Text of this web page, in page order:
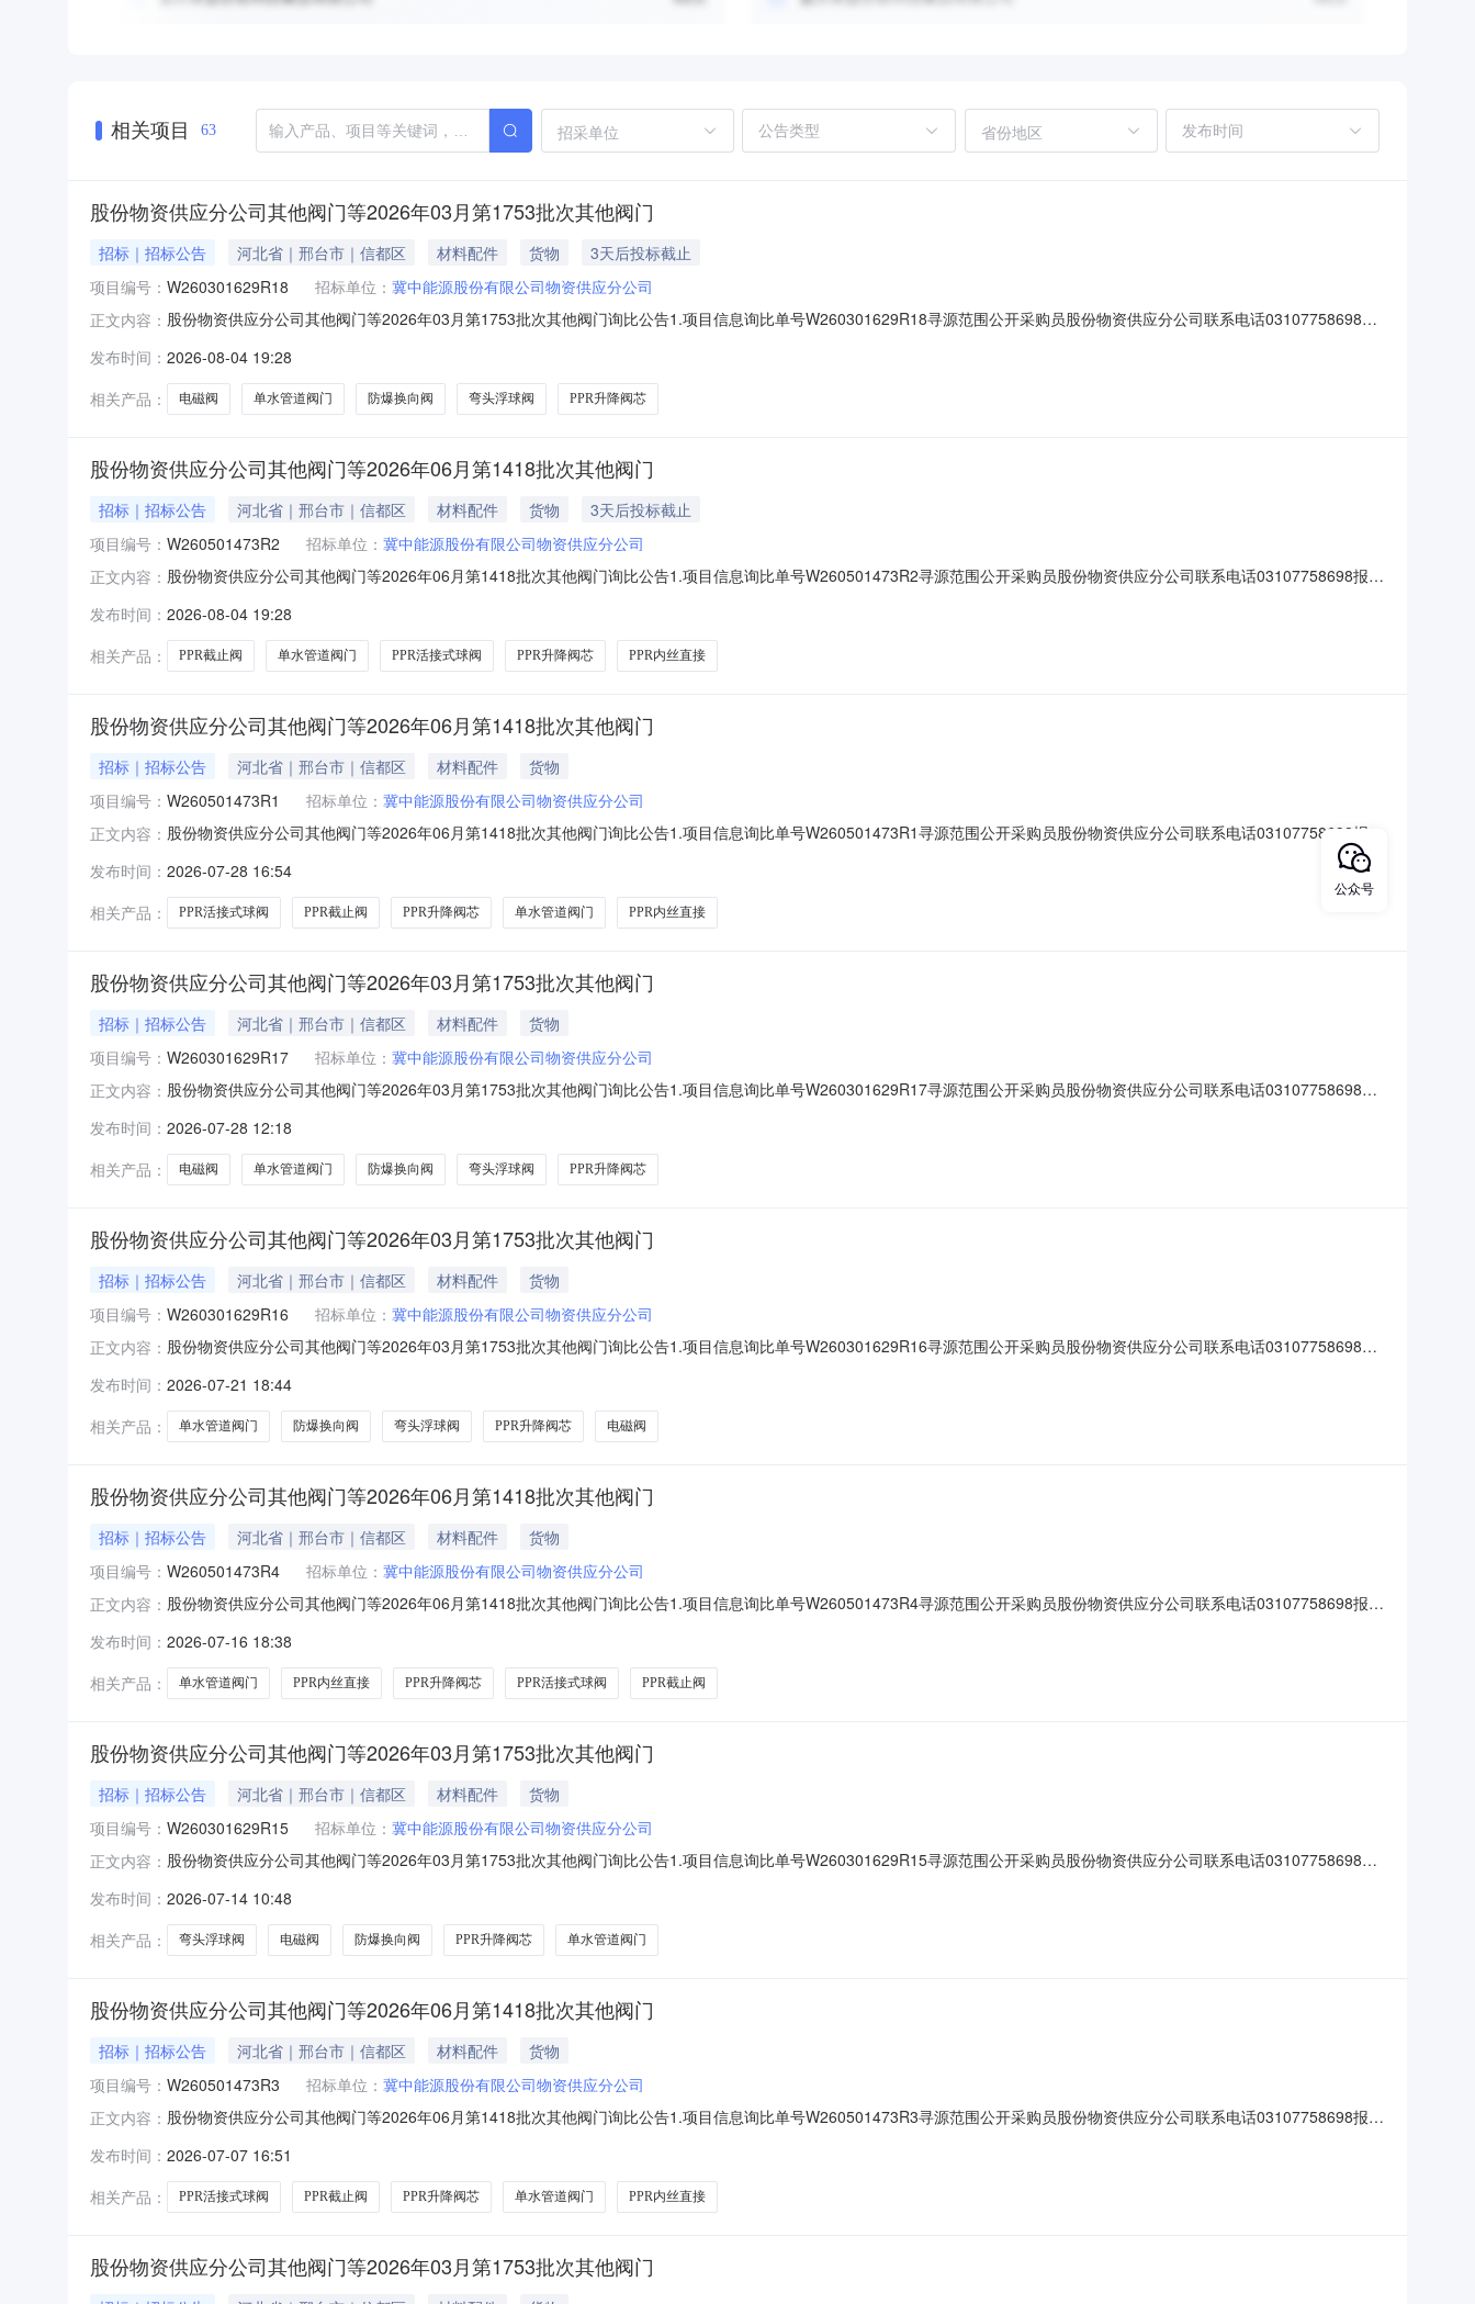
相关项目 63 招采单位 省份地区
股份物资供应分公司其他阀门等2026年03月第1753批次其他阀门
招标｜招标公告 河北省｜邢台市｜信都区 材料配件 货物
3天后投标截止
项目编号： W260301629R18 招标单位： 冀中能源股份有限公司物资供应分公司
正文内容： 股份物资供应分公司其他阀门等2026年03月第1753批次其他阀门询比公告1.项目信息询比单号W260301629R18寻源范围公开采购员股份物资供应分公司联系电话03107758698报
100124701防爆换向阀GDFW-02-3C4-D24个2.0002026-10-31MA:否;产品等级:国产普通品牌20005
发布时间： 2026-08-04 19:28
相关产品：
电磁阀 单水管道阀门 防爆换向阀 弯头浮球阀 PPR升降阀芯
股份物资供应分公司其他阀门等2026年06月第1418批次其他阀门
招标｜招标公告 河北省｜邢台市｜信都区 材料配件 货物
3天后投标截止
项目编号： W260501473R2 招标单位： 冀中能源股份有限公司物资供应分公司
正文内容： 股份物资供应分公司其他阀门等2026年06月第1418批次其他阀门询比公告1.项目信息询比单号W260501473R2寻源范围公开采购员股份物资供应分公司联系电话03107758698报名
100051404单水管道阀门DN20个30.0002026-12-31MA:否;产品等级:国产普通品牌200023521PPR内丝直
发布时间： 2026-08-04 19:28
相关产品：
PPR截止阀 单水管道阀门 PPR活接式球阀 PPR升降阀芯 PPR内丝直接
股份物资供应分公司其他阀门等2026年06月第1418批次其他阀门
招标｜招标公告 河北省｜邢台市｜信都区 材料配件
货物
项目编号： W260501473R1 招标单位： 冀中能源股份有限公司物资供应分公司
正文内容： 股份物资供应分公司其他阀门等2026年06月第1418批次其他阀门询比公告1.项目信息询比单号W260501473R1寻源范围公开采购员股份物资供应分公司联系电话03107758698报名
开始时间2026-07-2811:00报名截止时间2026-08-0211:00报价截止时间2026-08-0408:002.采购明细序号物资编码物资名称规格型号图号计量单位采购数量交货期特征值备注
100051404单水管道阀门DN20个30.0002026-12-31MA:否;产品等级:国产普通品牌200023521PPR内丝直
发布时间： 2026-07-28 16:54
相关产品：
PPR活接式球阀 PPR截止阀 PPR升降阀芯 单水管道阀门 PPR内丝直接
股份物资供应分公司其他阀门等2026年03月第1753批次其他阀门
招标｜招标公告 河北省｜邢台市｜信都区 材料配件
货物
项目编号： W260301629R17 招标单位： 冀中能源股份有限公司物资供应分公司
正文内容： 股份物资供应分公司其他阀门等2026年03月第1753批次其他阀门询比公告1.项目信息询比单号W260301629R17寻源范围公开采购员股份物资供应分公司联系电话03107758698报
100124701防爆换向阀GDFW-02-3C4-D24个2.0002026-10-31MA:否;产品等级:国产普通品牌20005
发布时间： 2026-07-28 12:18
相关产品：
电磁阀 单水管道阀门 防爆换向阀 弯头浮球阀 PPR升降阀芯
股份物资供应分公司其他阀门等2026年03月第1753批次其他阀门
招标｜招标公告 河北省｜邢台市｜信都区 材料配件
货物
项目编号： W260301629R16 招标单位： 冀中能源股份有限公司物资供应分公司
正文内容： 股份物资供应分公司其他阀门等2026年03月第1753批次其他阀门询比公告1.项目信息询比单号W260301629R16寻源范围公开采购员股份物资供应分公司联系电话03107758698报
100124701防爆换向阀GDFW-02-3C4-D24个2.0002026-10-31MA:否;产品等级:国产普通品牌20005
发布时间： 2026-07-21 18:44
相关产品：
单水管道阀门 防爆换向阀 弯头浮球阀 PPR升降阀芯 电磁阀
股份物资供应分公司其他阀门等2026年06月第1418批次其他阀门
招标｜招标公告 河北省｜邢台市｜信都区 材料配件
货物
项目编号： W260501473R4 招标单位： 冀中能源股份有限公司物资供应分公司
正文内容： 股份物资供应分公司其他阀门等2026年06月第1418批次其他阀门询比公告1.项目信息询比单号W260501473R4寻源范围公开采购员股份物资供应分公司联系电话03107758698报名
100051404单水管道阀门DN20个30.0002026-12-31MA:否;产品等级:国产普通品牌200023521PPR内丝直
发布时间： 2026-07-16 18:38
相关产品：
单水管道阀门 PPR内丝直接 PPR升降阀芯 PPR活接式球阀 PPR截止阀
股份物资供应分公司其他阀门等2026年03月第1753批次其他阀门
招标｜招标公告 河北省｜邢台市｜信都区 材料配件
货物
项目编号： W260301629R15 招标单位： 冀中能源股份有限公司物资供应分公司
正文内容： 股份物资供应分公司其他阀门等2026年03月第1753批次其他阀门询比公告1.项目信息询比单号W260301629R15寻源范围公开采购员股份物资供应分公司联系电话03107758698报
100124701防爆换向阀GDFW-02-3C4-D24个2.0002026-10-31MA:否;产品等级:国产普通品牌20005
发布时间： 2026-07-14 10:48
相关产品：
弯头浮球阀 电磁阀 防爆换向阀 PPR升降阀芯 单水管道阀门
股份物资供应分公司其他阀门等2026年06月第1418批次其他阀门
招标｜招标公告 河北省｜邢台市｜信都区 材料配件
货物
项目编号： W260501473R3 招标单位： 冀中能源股份有限公司物资供应分公司
正文内容： 股份物资供应分公司其他阀门等2026年06月第1418批次其他阀门询比公告1.项目信息询比单号W260501473R3寻源范围公开采购员股份物资供应分公司联系电话03107758698报名
100051404单水管道阀门DN20个30.0002026-12-31MA:否;产品等级:国产普通品牌200023521PPR内丝直
发布时间： 2026-07-07 16:51
相关产品：
PPR活接式球阀 PPR截止阀 PPR升降阀芯 单水管道阀门 PPR内丝直接
股份物资供应分公司其他阀门等2026年03月第1753批次其他阀门
公众号